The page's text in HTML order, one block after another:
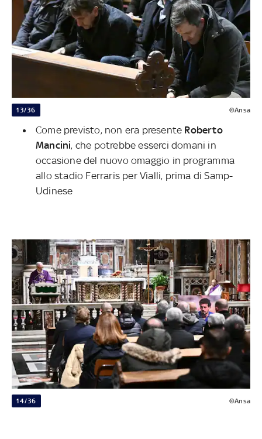
13/36 ©Ansa
Come previsto, non era presente Roberto
Mancini, che potrebbe esserci domani in
occasione del nuovo omaggio in programma
allo stadio Ferraris per Vialli, prima di Samp-
Udinese
14/36 ©Ansa